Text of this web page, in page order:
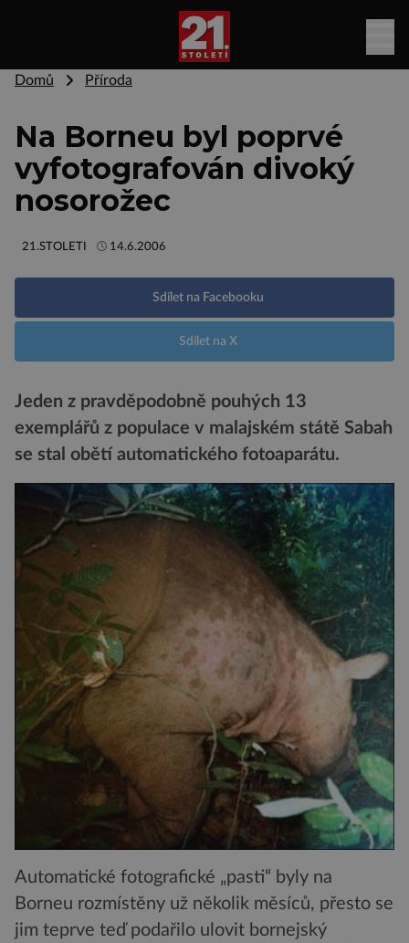
Domů Příroda
Na Borneu byl poprvé
vyfotografován divoký
nosorožec
21.STOLETI 14.6.2006
Sdílet na Facebooku
Sdílet na X
Jeden z pravděpodobně pouhých 13
exemplářů z populace v malajském státě Sabah
se stal obětí automatického fotoaparátu.
Automatické fotografické „pasti“ byly na
Borneu rozmístěny už několik měsíců, přesto se
jim teprve teď podařilo ulovit bornejský